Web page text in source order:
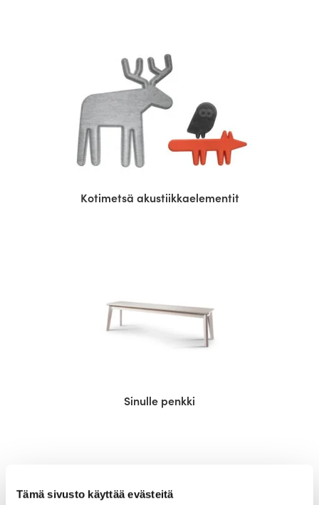
Tämä sivusto käyttää evästeitä
Kotimetsä akustiikkaelementit
Sinulle penkki